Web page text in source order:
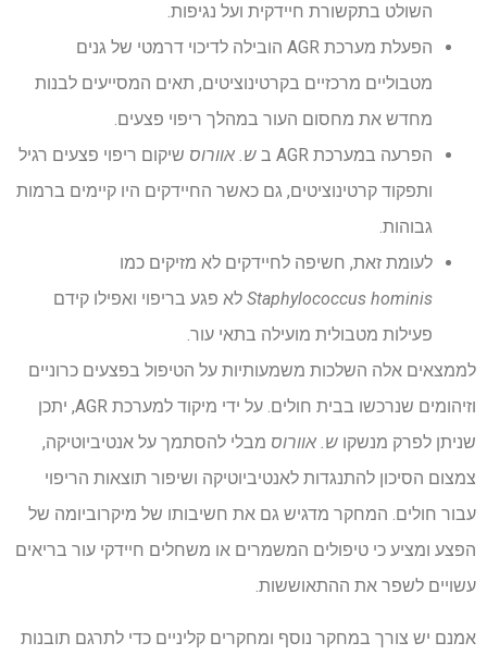
השולט בתקשורת חיידקית ועל נגיפות.
הפעלת מערכת AGR הובילה לדיכוי דרמטי של גנים
מטבוליים מרכזיים בקרטינוציטים, תאים המסייעים לבנות
מחדש את מחסום העור במהלך ריפוי פצעים.
הפרעה במערכת AGR ב
ש. אוורוס שיקום ריפוי פצעים רגיל
ותפקוד קרטינוציטים, גם כאשר החיידקים היו קיימים ברמות
גבוהות.
לעומת זאת, חשיפה לחיידקים לא מזיקים כמו
Staphylococcus hominis לא פגע בריפוי ואפילו קידם
פעילות מטבולית מועילה בתאי עור.
לממצאים אלה השלכות משמעותיות על הטיפול בפצעים כרוניים
וזיהומים שנרכשו בבית חולים. על ידי מיקוד למערכת AGR, יתכן
שניתן לפרק מנשקו ש. אוורוס מבלי להסתמך על אנטיביוטיקה,
צמצום הסיכון להתנגדות לאנטיביוטיקה ושיפור תוצאות הריפוי
עבור חולים. המחקר מדגיש גם את חשיבותו של מיקרוביומה של
הפצע ומציע כי טיפולים המשמרים או משחלים חיידקי עור בריאים
עשויים לשפר את ההתאוששות.
אמנם יש צורך במחקר נוסף ומחקרים קליניים כדי לתרגם תובנות